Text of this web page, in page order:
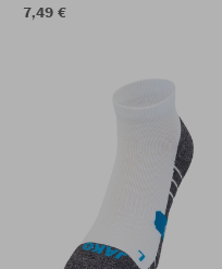
7,49 €